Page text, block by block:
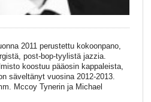
2011 perustettu kokoonpano,
post-bop-tyylistä jazzia.
koostuu pääosin kappaleista,
säveltänyt vuosina 2012-2013.
Mccoy Tynerin ja Michael